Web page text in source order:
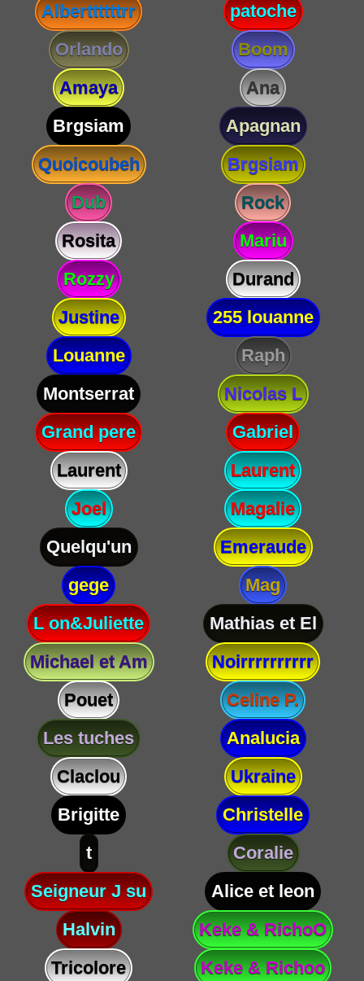
Alberttttttrr
patoche
Orlando
Boom
Amaya
Ana
Brgsiam
Apagnan
Quoicoubeh
Brgsiam
Dub
Rock
Rosita
Mariu
Rozzy
Durand
Justine
255 louanne
Louanne
Raph
Montserrat
Nicolas L
Grand pere
Gabriel
Laurent
Laurent
Joel
Magalie
Quelqu'un
Emeraude
gege
Mag
L on&Juliette
Mathias et El
Michael et Am
Noirrrrrrrrrr
Pouet
Celine P.
Les tuches
Analucia
Claclou
Ukraine
Brigitte
Christelle
t
Coralie
Seigneur J su
Alice et leon
Halvin
Keke & RichoO
Tricolore
Keke & Richoo